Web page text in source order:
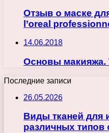
Отзыв о маске
l’oreal
14.06.2018
Основы макияжа.
Последние записи
26.05.2026
Виды тканей для
различных